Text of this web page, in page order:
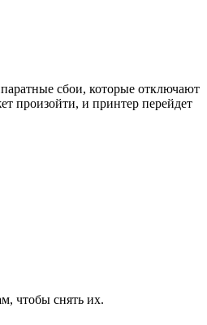
сбои, которые отключают
произойти, и принтер перейдет
чтобы снять их.